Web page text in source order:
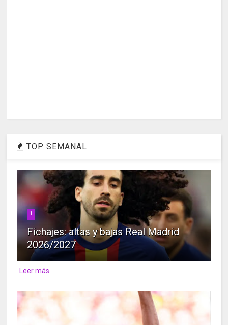
TOP SEMANAL
1
Fichajes: altas y bajas Real Madrid
2026/2027
Leer más